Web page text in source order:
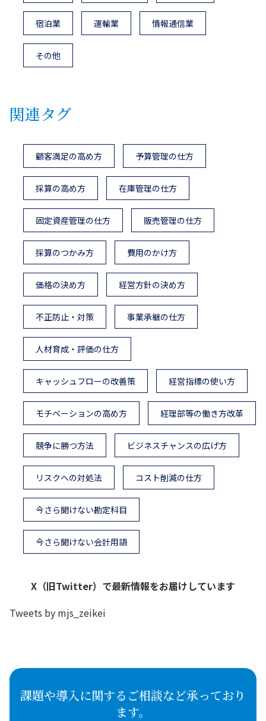
宿泊業 運輸業 情報通信業
その他
関連タグ
顧客満足の高め方 予算管理の仕方
採算の高め方 在庫管理の仕方
固定資産管理の仕方 販売管理の仕方
採算のつかみ方 費用のかけ方
価格の決め方 経営方針の決め方
不正防止・対策 事業承継の仕方
人材育成・評価の仕方
キャッシュフローの改善策 経営指標の使い方
モチベーションの高め方 経理部等の働き方改革
競争に勝つ方法 ビジネスチャンスの広げ方
リスクへの対処法 コスト削減の仕方
今さら聞けない勘定科目
今さら聞けない会計用語
X（旧Twitter）で最新情報をお届けしています
Tweets by mjs_zeikei
課題や導入に関するご相談など承っており
ます。